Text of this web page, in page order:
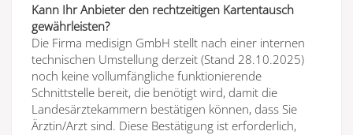
Kann Ihr Anbieter den rechtzeitigen Kartentausch
gewährleisten?
Die Firma medisign GmbH stellt nach einer internen
technischen Umstellung derzeit (Stand 28.10.2025)
noch keine vollumfängliche funktionierende
Schnittstelle bereit, die benötigt wird, damit die
Landesärztekammern bestätigen können, dass Sie
Ärztin/Arzt sind. Diese Bestätigung ist erforderlich,